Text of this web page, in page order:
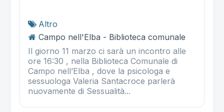
Altro
Campo nell'Elba - Biblioteca comunale
Il giorno 11 marzo ci sarà un incontro alle
ore 16:30 , nella Biblioteca Comunale di
Campo nell’Elba , dove la psicologa e
sessuologa Valeria Santacroce parlerà
nuovamente di Sessualità...